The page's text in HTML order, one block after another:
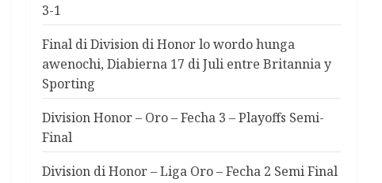
3-1
Final di Division di Honor lo wordo hunga
awenochi, Diabierna 17 di Juli entre Britannia y
Sporting
Division Honor – Oro – Fecha 3 – Playoffs Semi-
Final
Division di Honor – Liga Oro – Fecha 2 Semi Final